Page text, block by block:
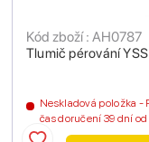
Tlumič pérování
Kód zboží : AH0787
Neskladová položka -
čas doručení 39 dní